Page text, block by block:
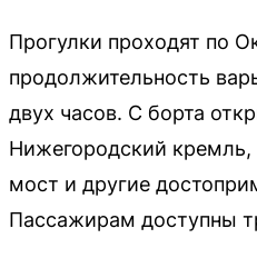
Прогулки проходят по
продолжительность
двух часов. С борта
Нижегородский кремль,
мост и другие
Пассажирам доступны